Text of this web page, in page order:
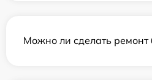
Можно ли сделать ремонт